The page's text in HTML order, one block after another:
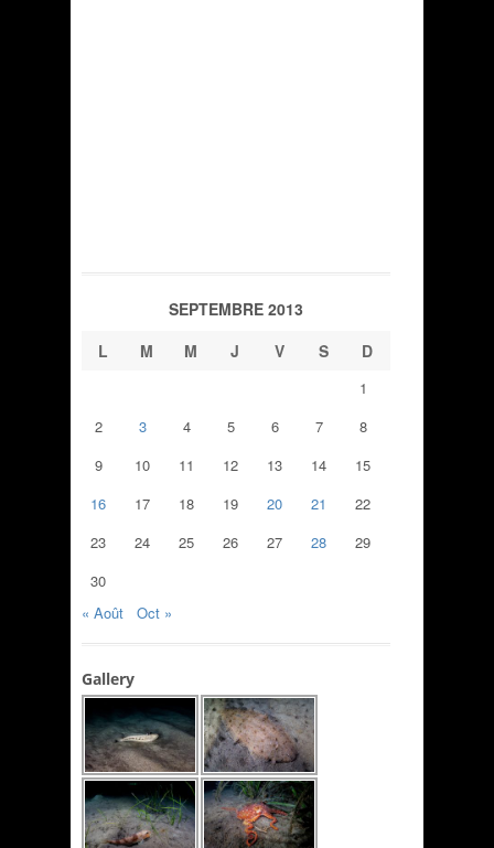
SEPTEMBRE 2013
L
M M J V S D
1
2
3 4 5 6 7
8
9
10 11 12 13 14
15
16
17 18 19 20 21
22
23
24 25 26 27 28
29
30
« Août
Oct »
Gallery